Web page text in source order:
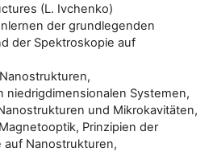
(L. Ivchenko)
der grundlegenden
der Spektroskopie auf
niedrigdimensionalen Systemen,
und Mikrokavitäten,
Prinzipien der
Nanostrukturen,